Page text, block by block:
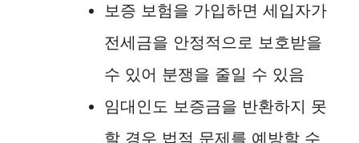
보증 보험을 가입하면 세입자가
전세금을 안정적으로 보호받을
수 있어 분쟁을 줄일 수 있음
임대인도 보증금을 반환하지 못
할 경우 법적 문제를 예방할 수